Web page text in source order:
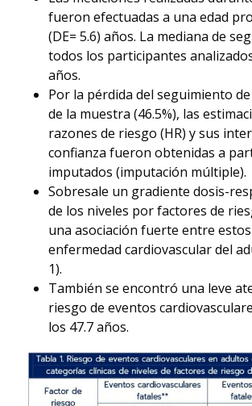
fueron efectuadas a una edad
(DE= 5.6) años. La mediana de
todos los participantes
años.
Por la pérdida del seguimiento
de la muestra (46.5%), las
razones de riesgo (HR) y sus
confianza fueron obtenidas a
imputados (imputación múltiple).
Sobresale un gradiente dosis-
de los niveles por factores de
una asociación fuerte entre
enfermedad cardiovascular del
1).
También se encontró una leve
riesgo de eventos
los 47.7 años.